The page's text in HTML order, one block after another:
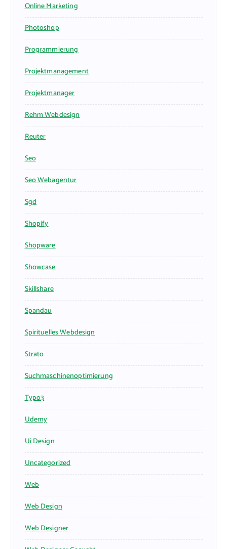
Online Marketing
Photoshop
Programmierung
Projektmanagement
Projektmanager
Rehm Webdesign
Reuter
Seo
Seo Webagentur
Sgd
Shopify
Shopware
Showcase
Skillshare
Spandau
Spirituelles Webdesign
Strato
Suchmaschinenoptimierung
Typo3
Udemy
Ui Design
Uncategorized
Web
Web Design
Web Designer